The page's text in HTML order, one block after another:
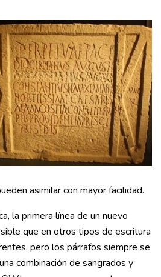
asimilar con mayor facilidad.
la primera línea de un nuevo
que en otros tipos de escritura
pero los párrafos siempre se
combinación de sangrados y